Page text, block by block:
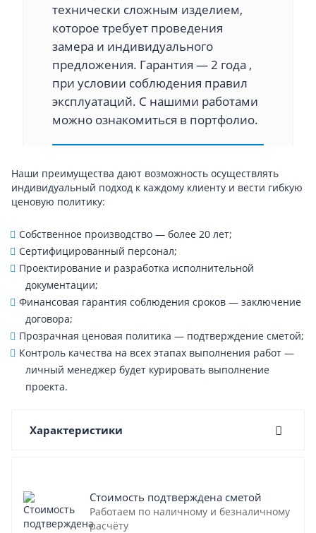
технически сложным изделием,
которое требует проведения
замера и индивидуального
предложения. Гарантия — 2 года ,
при условии соблюдения правил
эксплуатаций. С нашими работами
можно ознакомиться в портфолио.
Наши преимущества дают возможность осуществлять
индивидуальный подход к каждому клиенту и вести гибкую
ценовую политику:
Собственное производство — более 20 лет;
Сертифицированный персонал;
Проектирование и разработка исполнительной
документации;
Финансовая гарантия соблюдения сроков — заключение
договора;
Прозрачная ценовая политика — подтверждение сметой;
Контроль качества на всех этапах выполнения работ —
личный менеджер будет курировать выполнение
проекта.
Характеристики
Стоимость подтверждена сметой
Работаем по наличному и безналичному
расчёту